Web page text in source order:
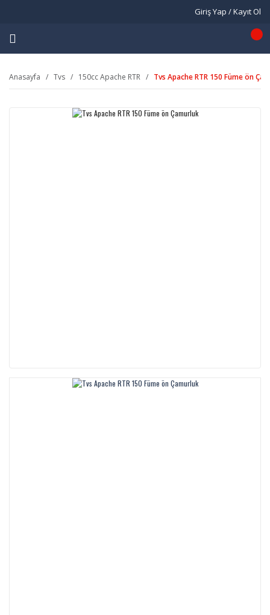
Giriş Yap / Kayıt Ol
Anasayfa Tvs 150cc Apache RTR Tvs Apache RTR 150 Füme ön